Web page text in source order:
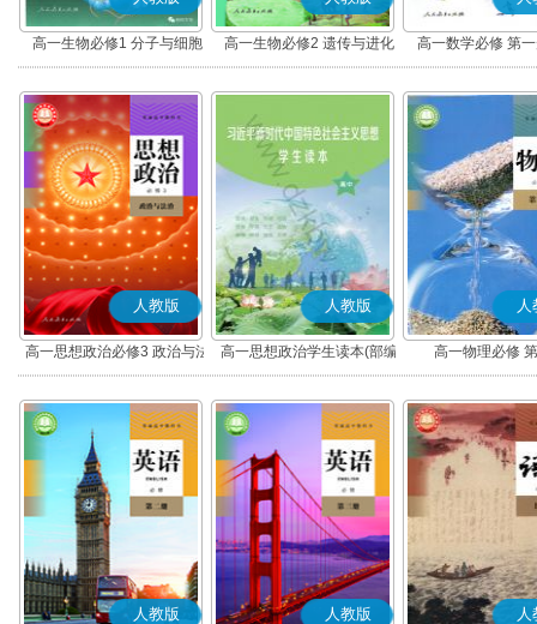
高一生物必修1 分子与细胞 高一生物必修2 遗传与进化 高一数学必修 第
人教版
高一思想政治必修3 政治与法
治(部编版)
人教版
高一思想政治学生读本(部编
版)
人
高一物理必修
人教版 人教版 人